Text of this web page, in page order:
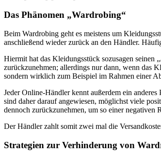
Das Phänomen „Wardrobing“
Beim Wardrobing geht es meistens um
anschließend wieder zurück an den Händler.
Hiermit hat das Kleidungsstück sozusagen
zurückzunehmen; allerdings nur dann, wenn das
sondern wirklich zum Beispiel im Rahmen einer
Jeder Online-Händler kennt außerdem ein
sind daher darauf angewiesen, möglichst viele
dennoch zurückzunehmen, um so einer negativen
Der Händler zahlt somit zwei mal die
Strategien zur Verhinderung von